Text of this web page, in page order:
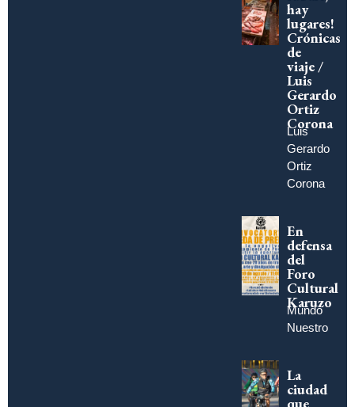
hay
lugares!
Crónicas
de
viaje /
Luis
Gerardo
Ortiz
Corona
Luis
Gerardo
Ortiz
Corona
En
defensa
del
Foro
Cultural
Karuzo
Mundo
Nuestro
La
ciudad